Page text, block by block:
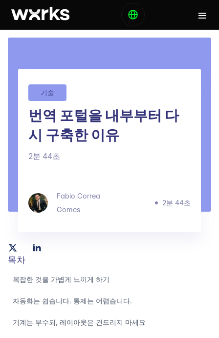
기술
번역 포털을 내부부터 다
시 구축한 이유
2분 44초
Fabio Correa
Gomes
2분 44초
목차
복잡한 것을 가볍게 느끼게 하기
자동화는 쉽습니다. 통제는 어렵습니다.
기계는 부수되, 레이아웃은 건드리지 마세요